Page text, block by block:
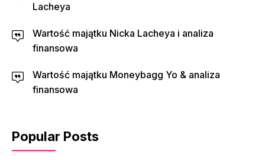
Lacheya
Wartość majątku Nicka Lacheya i analiza
finansowa
Wartość majątku Moneybagg Yo & analiza
finansowa
Popular Posts